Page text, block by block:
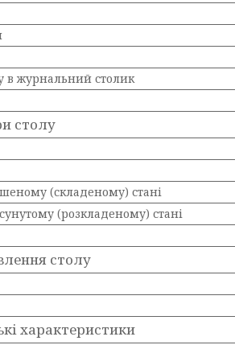
в журнальний столик
столу
(складеному) стані
(розкладеному) стані
столу
характеристики